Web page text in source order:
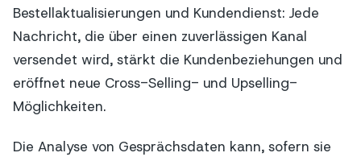
Bestellaktualisierungen und Kundendienst: Jede
Nachricht, die über einen zuverlässigen Kanal
versendet wird, stärkt die Kundenbeziehungen und
eröffnet neue Cross-Selling- und Upselling-
Möglichkeiten.
Die Analyse von Gesprächsdaten kann, sofern sie